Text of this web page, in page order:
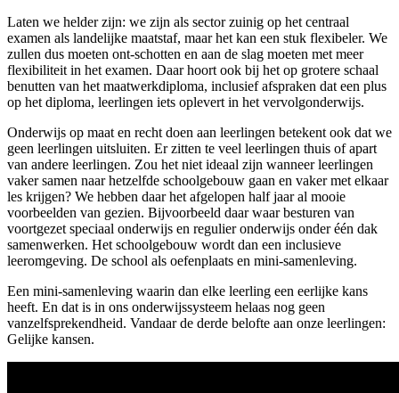
Laten we helder zijn: we zijn als sector zuinig op het centraal
examen als landelijke maatstaf, maar het kan een stuk flexibeler. We
zullen dus moeten ont-schotten en aan de slag moeten met meer
flexibiliteit in het examen. Daar hoort ook bij het op grotere schaal
benutten van het maatwerkdiploma, inclusief afspraken dat een plus
op het diploma, leerlingen iets oplevert in het vervolgonderwijs.
Onderwijs op maat en recht doen aan leerlingen betekent ook dat we
geen leerlingen uitsluiten. Er zitten te veel leerlingen thuis of apart
van andere leerlingen. Zou het niet ideaal zijn wanneer leerlingen
vaker samen naar hetzelfde schoolgebouw gaan en vaker met elkaar
les krijgen? We hebben daar het afgelopen half jaar al mooie
voorbeelden van gezien. Bijvoorbeeld daar waar besturen van
voortgezet speciaal onderwijs en regulier onderwijs onder één dak
samenwerken. Het schoolgebouw wordt dan een inclusieve
leeromgeving. De school als oefenplaats en mini-samenleving.
Een mini-samenleving waarin dan elke leerling een eerlijke kans
heeft. En dat is in ons onderwijssysteem helaas nog geen
vanzelfsprekendheid. Vandaar de derde belofte aan onze leerlingen:
Gelijke kansen.